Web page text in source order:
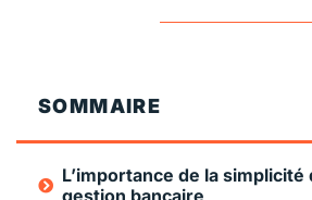
SOMMAIRE
L’importance de la simplicité